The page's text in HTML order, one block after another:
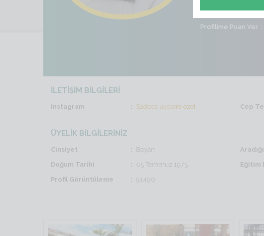
Profilime Puan Ver
İLETİŞİM BİLGİLERİ
Instagram Sadece üyelere özel Cep
ÜYELİK BİLGİLERİNİZ
Cinsiyet Bayan
Doğum Tarihi
05 Temmuz 1975 Eğitim
Profil Görüntüleme
91490